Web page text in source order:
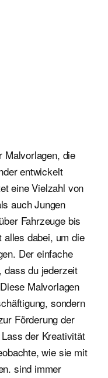
Malvorlagen, die
entwickelt
eine Vielzahl von
auch Jungen
Fahrzeuge bis
dabei, um die
Der einfache
dass du jederzeit
Malvorlagen
sondern
Förderung der
der Kreativität
wie sie mit
sind immer